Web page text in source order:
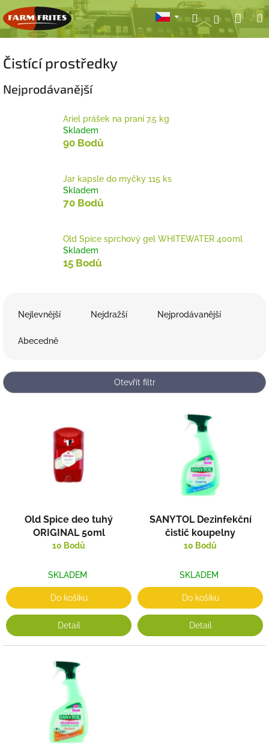
na
obsah
HledatPřihlášení
Čistící prostředky
Nejprodávanější
Ariel prášek na praní 7,5 kg
Skladem
90 Bodů
Jar kapsle do myčky 115 ks
Skladem
70 Bodů
Old Spice sprchový gel WHITEWATER 400ml
Skladem
15 Bodů
p
r
Nejlevnější Nejdražší Nejprodávanější
Abecedně
Otevřít filtr
Old Spice deo tuhý
ORIGINAL 50ml
10 Bodů
SKLADEM
Do košíku
Detail
SANYTOL Dezinfekční
čistič koupelny
10 Bodů
SKLADEM
Do košíku
Detail